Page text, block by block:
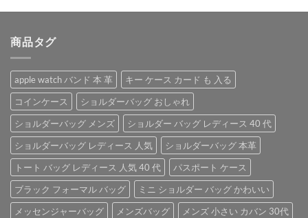
し
で
価
で
し
た。
の
¥3,800
で
す。
商品タグ
apple watch バンド 本 革
キー ケース カード も 入る
コインケース
ショルダーバッグ おしゃれ
ショルダーバッグ メンズ
ショルダー バッグ レディース 40 代
ショルダーバッグ レディース 人気
ショルダーバッグ 本革
トート バッグ レディース 人気 40 代
パスポート ケース
ブラック フォーマル バッグ
ミニ ショルダー バッグ かわいい
メッセンジャーバッグ
メンズバッグ
メンズ 小さい カバン 30代